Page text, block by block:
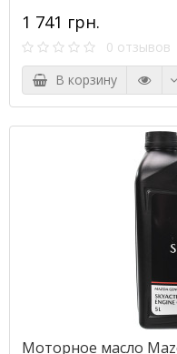
1 741 грн.
0 отзывов
В корзину
Моторное масло